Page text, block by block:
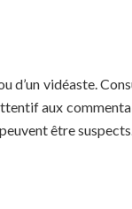
d’un vidéaste.
aux
être